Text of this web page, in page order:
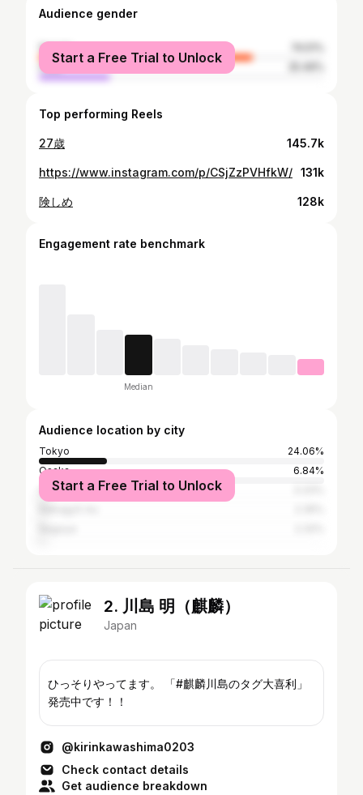
Audience gender
female
male
Start a Free Trial to Unlock
Top performing Reels
27歳 145.7k
https://www.instagram.com/p/CSjZzPVHfkW/ 131k
険しめ 128k
Engagement rate benchmark
Median
Audience location by city
Tokyo
24.06%
Osaka
6.84%
Urayasu
Start a Free Trial to Unlock
2. 川島 明（麒麟）
Japan
ひっそりやってます。 「#麒麟川島のタグ大喜利」
発売中です！！
@kirinkawashima0203
Check contact details
Get audience breakdown